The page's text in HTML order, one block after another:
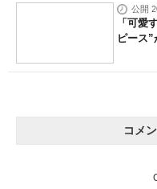
公開
「可愛
ピース
コメ